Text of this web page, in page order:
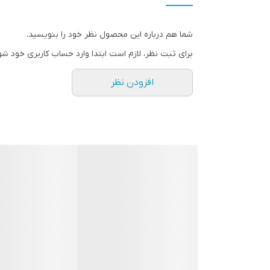
شما هم درباره این محصول نظر خود را بنویسید.
برای ثبت نظر، لازم است ابتدا وارد حساب کاربری خود
افزودن نظر